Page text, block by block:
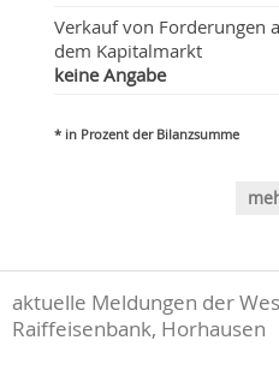
Verkauf von Forderungen
dem Kapitalmarkt
keine Angabe
* in Prozent der Bilanzsumme
aktuelle Meldungen der
Raiffeisenbank, Horhausen